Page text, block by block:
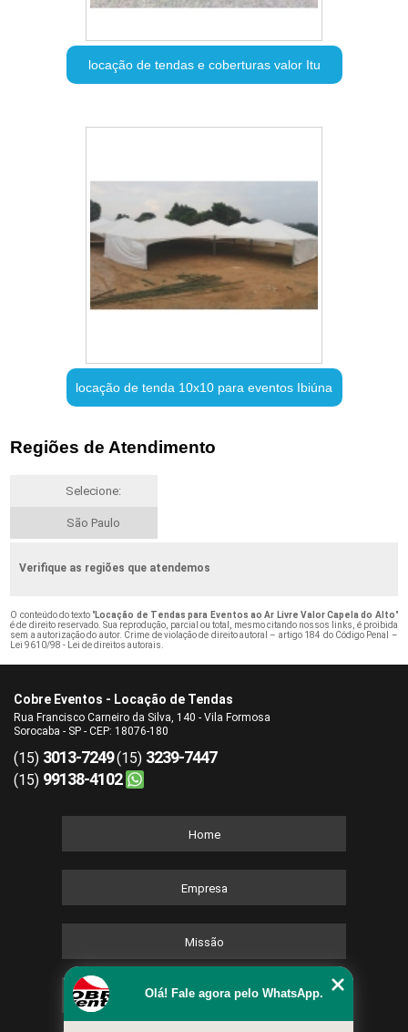
locação de tendas e coberturas valor Itu
locação de tenda 10x10 para eventos Ibiúna
Regiões de Atendimento
Selecione:
São Paulo
Verifique as regiões que atendemos
O conteúdo do texto "Locação de Tendas para Eventos ao Ar Livre Valor Capela do Alto"
é de direito reservado. Sua reprodução, parcial ou total, mesmo citando nossos links, é proibida
sem a autorização do autor. Crime de violação de direito autoral – artigo 184 do Código Penal –
Lei 9610/98 - Lei de direitos autorais.
Cobre Eventos - Locação de Tendas
Rua Francisco Carneiro da Silva, 140 - Vila Formosa
Sorocaba - SP - CEP: 18076-180
(15) 3013-7249(15) 3239-7447
(15) 99138-4102
Home
Empresa
Missão
Serviços
Olá! Fale agora pelo WhatsApp.